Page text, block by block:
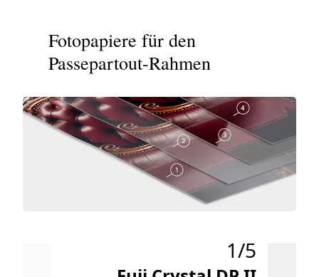
Fotopapiere für den
Passepartout-Rahmen
1/5